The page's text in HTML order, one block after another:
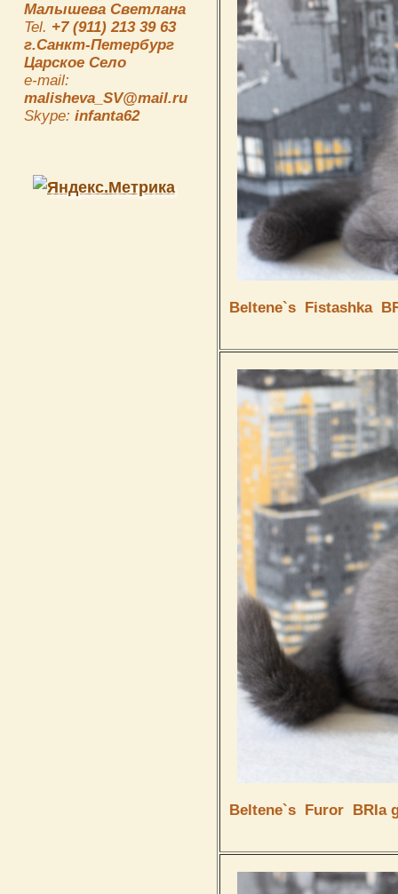
Малышева Светлана
Tel. +7 (911) 213 39 63
г.Санкт-Петербург
Царское Село
e-mail:
malisheva_SV@mail.ru
Skype: infanta62
Beltene`s Fistashka
Beltene`s Furor BRIa